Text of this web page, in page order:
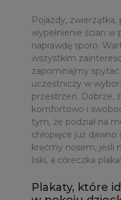
Pojazdy, zwierzątka,
wypełnienie ścian w
naprawdę sporo.
wszystkim
zapominajmy
uczestniczy w
przestrzeń. Dobrze,
komfortowo i
tym, że podział na
chłopięce już dawno
kręćmy nosem, jeśli
liski, a córeczka
Plakaty, które